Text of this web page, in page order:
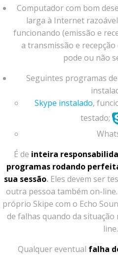
Computador com bom
larga à Internet
funcionando (emissão e
a transmissão e
pode ou não
Seguintes programas
Skype instalado,
testado;
É de inteira
programas rodando
sua sessão.Eles devem ser
outra pessoa também on-
próprio Skipe com o Echo
de falhas quando da
line.
Qualquer eventual falha